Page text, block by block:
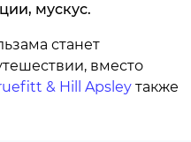
мускус.
станет
вместо
& Hill Apsley также